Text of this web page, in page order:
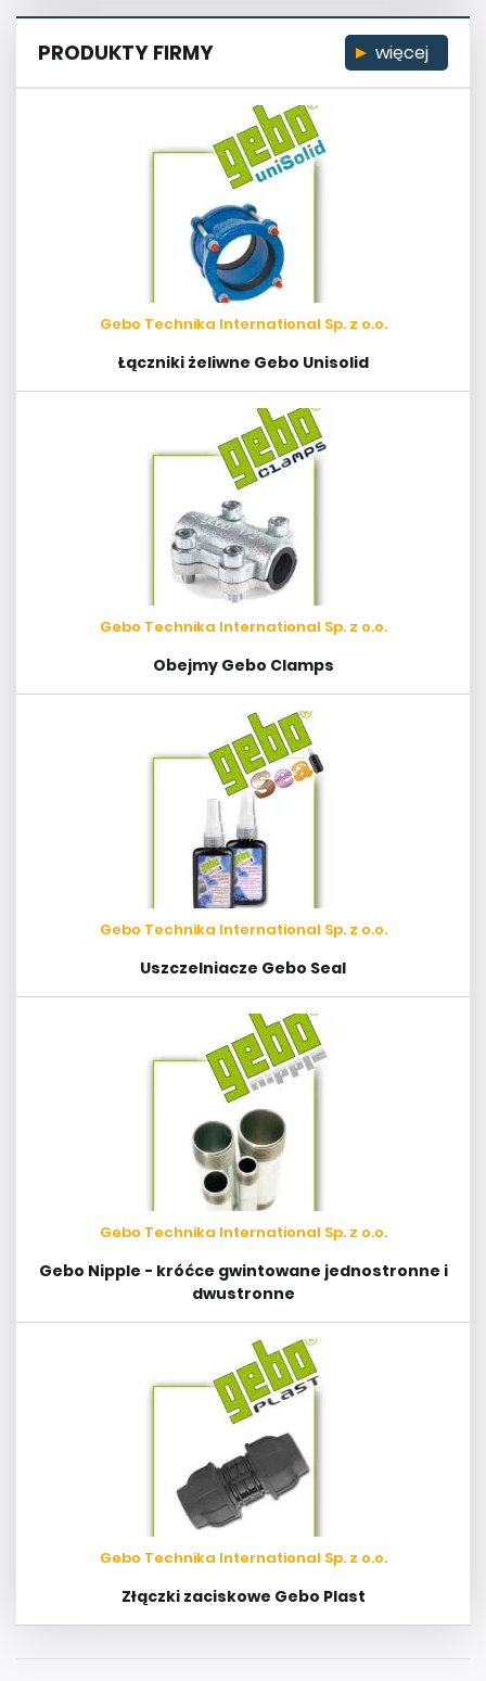
PRODUKTY FIRMY więcej
Gebo Technika International Sp. z o.o.
Łączniki żeliwne Gebo Unisolid
Gebo Technika International Sp. z o.o.
Obejmy Gebo Clamps
Gebo Technika International Sp. z o.o.
Uszczelniacze Gebo Seal
Gebo Technika International Sp. z o.o.
Gebo Nipple - króćce gwintowane jednostronne i
dwustronne
Gebo Technika International Sp. z o.o.
Złączki zaciskowe Gebo Plast